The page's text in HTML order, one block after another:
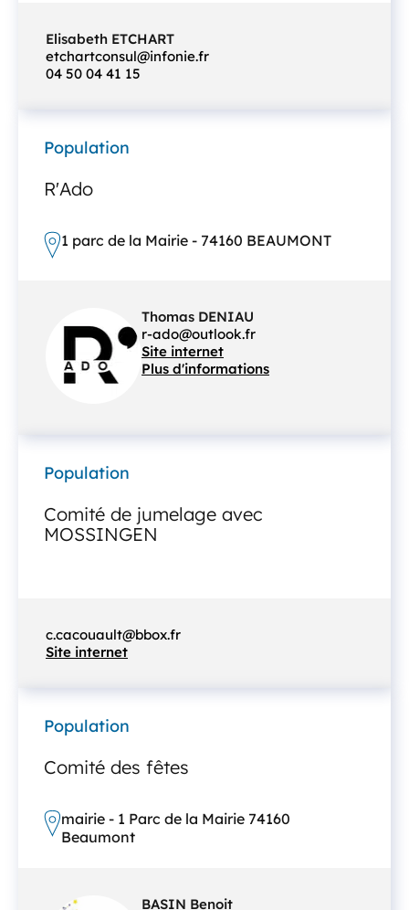
Elisabeth ETCHART
etchartconsul@infonie.fr
04 50 04 41 15
Population
R'Ado
1 parc de la Mairie - 74160 BEAUMONT
Thomas DENIAU
r-ado@outlook.fr
Site internet
Plus d'informations
Population
Comité de jumelage avec
MOSSINGEN
c.cacouault@bbox.fr
Site internet
Population
Comité des fêtes
mairie - 1 Parc de la Mairie 74160
Beaumont
BASIN Benoit